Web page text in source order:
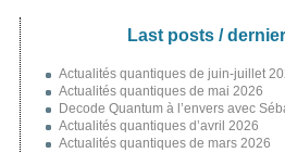
Last posts /
Actualités quantiques de juin-juillet
Actualités quantiques de mai 2026
Decode Quantum à l’envers avec
Actualités quantiques d’avril 2026
Actualités quantiques de mars 2026